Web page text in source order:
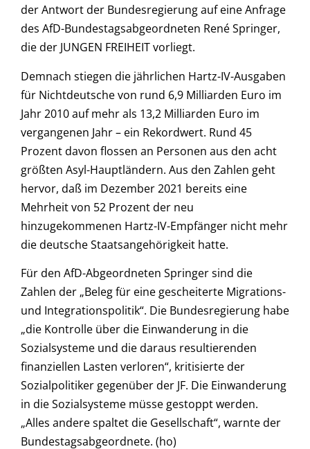
der Antwort der Bundesregierung auf eine Anfrage
des AfD-Bundestagsabgeordneten René Springer,
die der JUNGEN FREIHEIT vorliegt.
Demnach stiegen die jährlichen Hartz-IV-Ausgaben
für Nichtdeutsche von rund 6,9 Milliarden Euro im
Jahr 2010 auf mehr als 13,2 Milliarden Euro im
vergangenen Jahr – ein Rekordwert. Rund 45
Prozent davon flossen an Personen aus den acht
größten Asyl-Hauptländern. Aus den Zahlen geht
hervor, daß im Dezember 2021 bereits eine
Mehrheit von 52 Prozent der neu
hinzugekommenen Hartz-IV-Empfänger nicht mehr
die deutsche Staatsangehörigkeit hatte.
Für den AfD-Abgeordneten Springer sind die
Zahlen der „Beleg für eine gescheiterte Migrations-
und Integrationspolitik“. Die Bundesregierung habe
„die Kontrolle über die Einwanderung in die
Sozialsysteme und die daraus resultierenden
finanziellen Lasten verloren“, kritisierte der
Sozialpolitiker gegenüber der JF. Die Einwanderung
in die Sozialsysteme müsse gestoppt werden.
„Alles andere spaltet die Gesellschaft“, warnte der
Bundestagsabgeordnete. (ho)